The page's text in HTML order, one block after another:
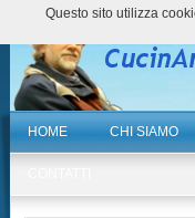
HOME CHI SIAMO
Questo sito utilizza